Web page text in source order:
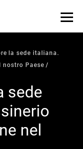
la sede italiana.
nostro Paese
sede
nel